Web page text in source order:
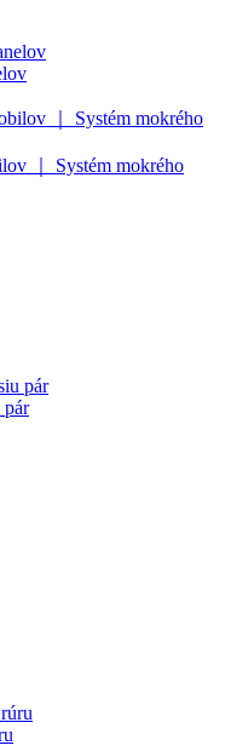
｜ Systém mokrého
pár